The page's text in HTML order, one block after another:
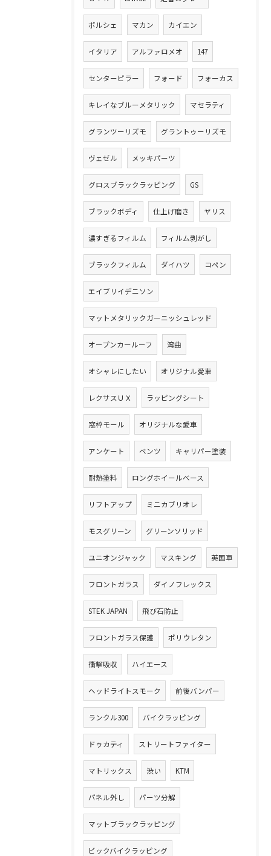
ポルシェ マカン カイエン
イタリア アルファロメオ 147
センターピラー フォード フォーカス
キレイなブルーメタリック マセラティ
グランツーリズモ グラントゥーリズモ
ヴェゼル メッキパーツ
グロスブラックラッピング GS
ブラックボディ 仕上げ磨き ヤリス
濃すぎるフィルム フィルム剥がし
ブラックフィルム ダイハツ コペン
エイブリイデニソン
マットメタリックガーニッシュレッド
オープンカールーフ 湾曲
オシャレにしたい オリジナル愛車
レクサスＵＸ ラッピングシート
窓枠モール オリジナルな愛車
アンケート ベンツ キャリパー塗装
耐熱塗料 ロングホイールベース
リフトアップ ミニカブリオレ
モスグリーン グリーンソリッド
ユニオンジャック マスキング 英国車
フロントガラス ダイノフレックス
STEK JAPAN 飛び石防止
フロントガラス保護 ポリウレタン
衝撃吸収 ハイエース
ヘッドライトスモーク 前後バンパー
ランクル300 バイクラッピング
ドゥカティ ストリートファイター
マトリックス 渋い KTM
パネル外し パーツ分解
マットブラックラッピング
ビックバイクラッピング